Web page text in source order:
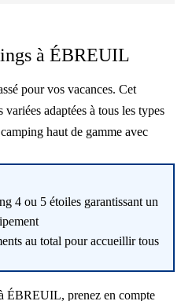
à ÉBREUIL
pour vos vacances. Cet
adaptées à tous les types
haut de gamme avec
4 ou 5 étoiles garantissant un
au total pour accueillir tous
ÉBREUIL, prenez en compte